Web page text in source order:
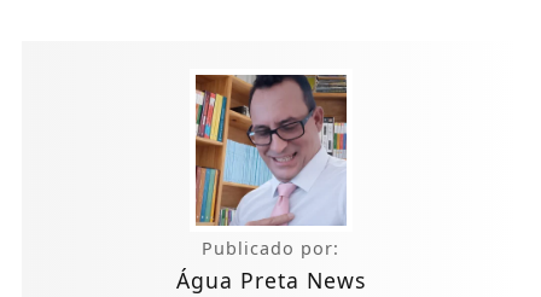
Publicado por:
Água Preta News